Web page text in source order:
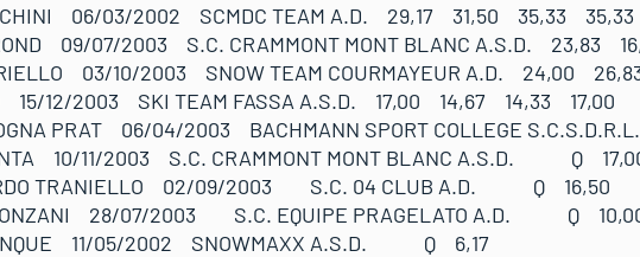
06/03/2002 SCMDC TEAM A.D. 29,17 31,50 35,33 35,33
09/07/2003 S.C. CRAMMONT MONT BLANC A.S.D. 23,83
03/10/2003 SNOW TEAM COURMAYEUR A.D. 24,00
15/12/2003 SKI TEAM FASSA A.S.D. 17,00 14,67 14,33 17,00
PRAT 06/04/2003 BACHMANN SPORT COLLEGE
10/11/2003 S.C. CRAMMONT MONT BLANC A.S.D. Q
TRANIELLO 02/09/2003 S.C. 04 CLUB A.D. Q 16,50
28/07/2003 S.C. EQUIPE PRAGELATO A.D. Q
11/05/2002 SNOWMAXX A.S.D. Q 6,17